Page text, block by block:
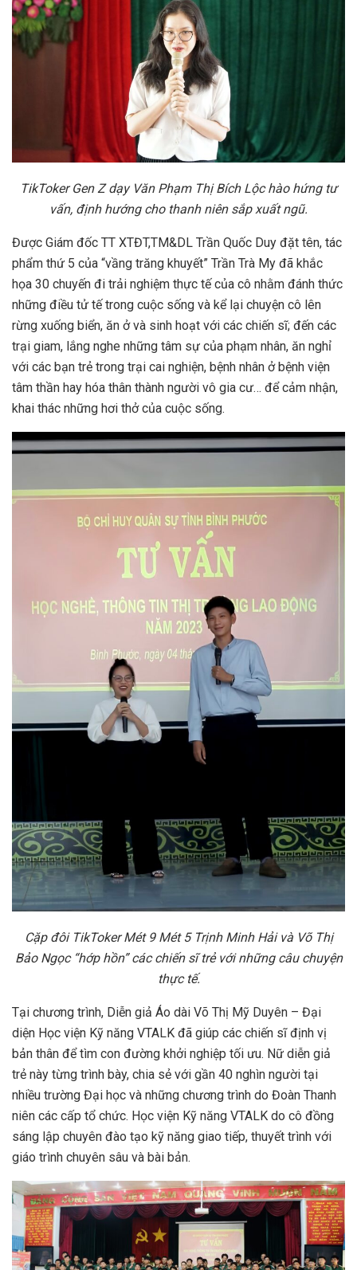
TikToker Gen Z dạy Văn Phạm Thị Bích Lộc hào hứng tư
vấn, định hướng cho thanh niên sắp xuất ngũ.
Được Giám đốc TT XTĐT,TM&DL Trần Quốc Duy đặt tên, tác
phẩm thứ 5 của “vầng trăng khuyết” Trần Trà My đã khắc
họa 30 chuyến đi trải nghiệm thực tế của cô nhằm đánh thức
những điều tử tế trong cuộc sống và kể lại chuyện cô lên
rừng xuống biển, ăn ở và sinh hoạt với các chiến sĩ; đến các
trại giam, lắng nghe những tâm sự của phạm nhân, ăn nghỉ
với các bạn trẻ trong trại cai nghiện, bệnh nhân ở bệnh viện
tâm thần hay hóa thân thành người vô gia cư… để cảm nhận,
khai thác những hơi thở của cuộc sống.
Cặp đôi TikToker Mét 9 Mét 5 Trịnh Minh Hải và Võ Thị
Bảo Ngọc “hớp hồn” các chiến sĩ trẻ với những câu chuyện
thực tế.
Tại chương trình, Diễn giả Áo dài Võ Thị Mỹ Duyên – Đại
diện Học viện Kỹ năng VTALK đã giúp các chiến sĩ định vị
bản thân để tìm con đường khởi nghiệp tối ưu. Nữ diễn giả
trẻ này từng trình bày, chia sẻ với gần 40 nghìn người tại
nhiều trường Đại học và những chương trình do Đoàn Thanh
niên các cấp tổ chức. Học viện Kỹ năng VTALK do cô đồng
sáng lập chuyên đào tạo kỹ năng giao tiếp, thuyết trình với
giáo trình chuyên sâu và bài bản.